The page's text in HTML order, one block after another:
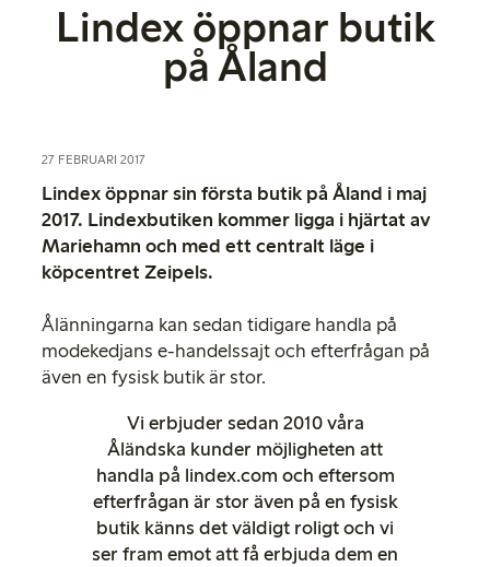
Lindex öppnar butik
på Åland
27 FEBRUARI 2017
Lindex öppnar sin första butik på Åland i maj
2017. Lindexbutiken kommer ligga i hjärtat av
Mariehamn och med ett centralt läge i
köpcentret Zeipels.
Ålänningarna kan sedan tidigare handla på
modekedjans e-handelssajt och efterfrågan på
även en fysisk butik är stor.
Vi erbjuder sedan 2010 våra
Åländska kunder möjligheten att
handla på lindex.com och eftersom
efterfrågan är stor även på en fysisk
butik känns det väldigt roligt och vi
ser fram emot att få erbjuda dem en